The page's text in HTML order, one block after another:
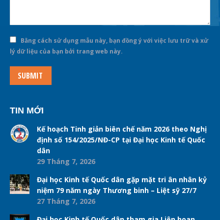
Bằng cách sử dụng mẫu này, bạn đồng ý với việc lưu trữ và xử
lý dữ liệu của bạn bởi trang web này.
SUBMIT
TIN MỚI
Kế hoạch Tinh giản biên chế năm 2026 theo Nghị
định số 154/2025/NĐ-CP tại Đại học Kinh tế Quốc
dân
29 Tháng 7, 2026
Đại học Kinh tế Quốc dân gặp mặt tri ân nhân kỷ
niệm 79 năm ngày Thương binh – Liệt sỹ 27/7
27 Tháng 7, 2026